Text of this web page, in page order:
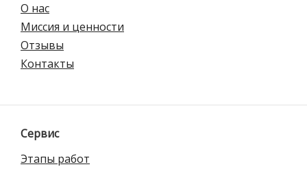
О нас
Миссия и ценности
Отзывы
Контакты
Сервис
Этапы работ